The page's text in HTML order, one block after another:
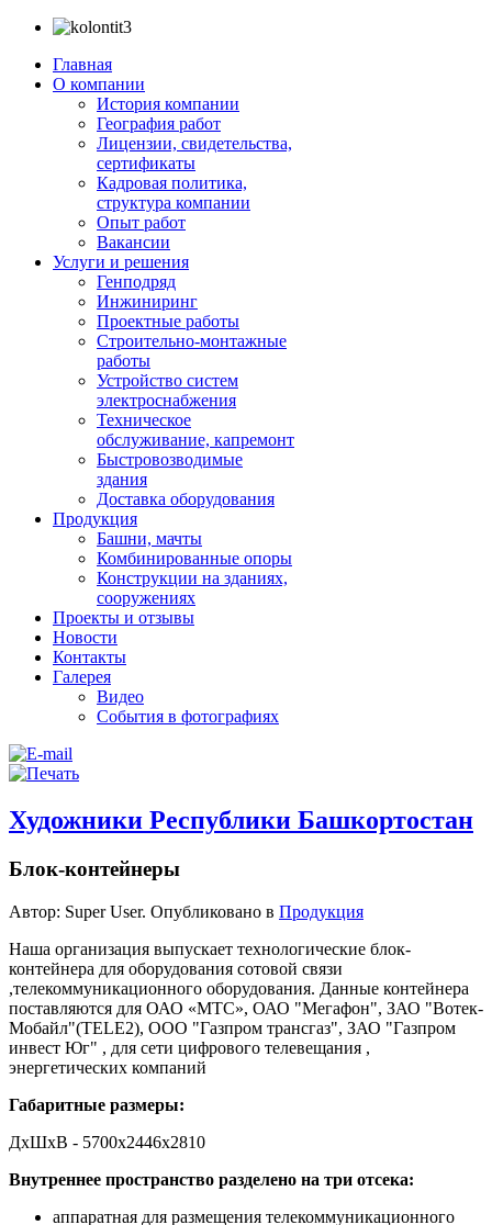
Главная
О компании
История компании
География работ
Лицензии, свидетельства,
сертификаты
Кадровая политика,
структура компании
Опыт работ
Вакансии
Услуги и решения
Генподряд
Инжиниринг
Проектные работы
Строительно-монтажные
работы
Устройство систем
электроснабжения
Техническое
обслуживание, капремонт
Быстровозводимые
здания
Доставка оборудования
Продукция
Башни, мачты
Комбинированные опоры
Конструкции на зданиях,
сооружениях
Проекты и отзывы
Новости
Контакты
Галерея
Видео
События в фотографиях
Художники Республики Башкортостан
Блок-контейнеры
Автор: Super User. Опубликовано в Продукция
Наша организация выпускает технологические блок-
контейнера для оборудования сотовой связи
,телекоммуникационного оборудования. Данные контейнера
поставляются для ОАО «МТС», ОАО "Мегафон", ЗАО "Вотек-
Мобайл"(TELE2), ООО "Газпром трансгаз", ЗАО "Газпром
инвест Юг" , для сети цифрового телевещания ,
энергетических компаний
Габаритные размеры:
ДхШхВ - 5700х2446х2810
Внутреннее пространство разделено на три отсека:
аппаратная для размещения телекоммуникационного